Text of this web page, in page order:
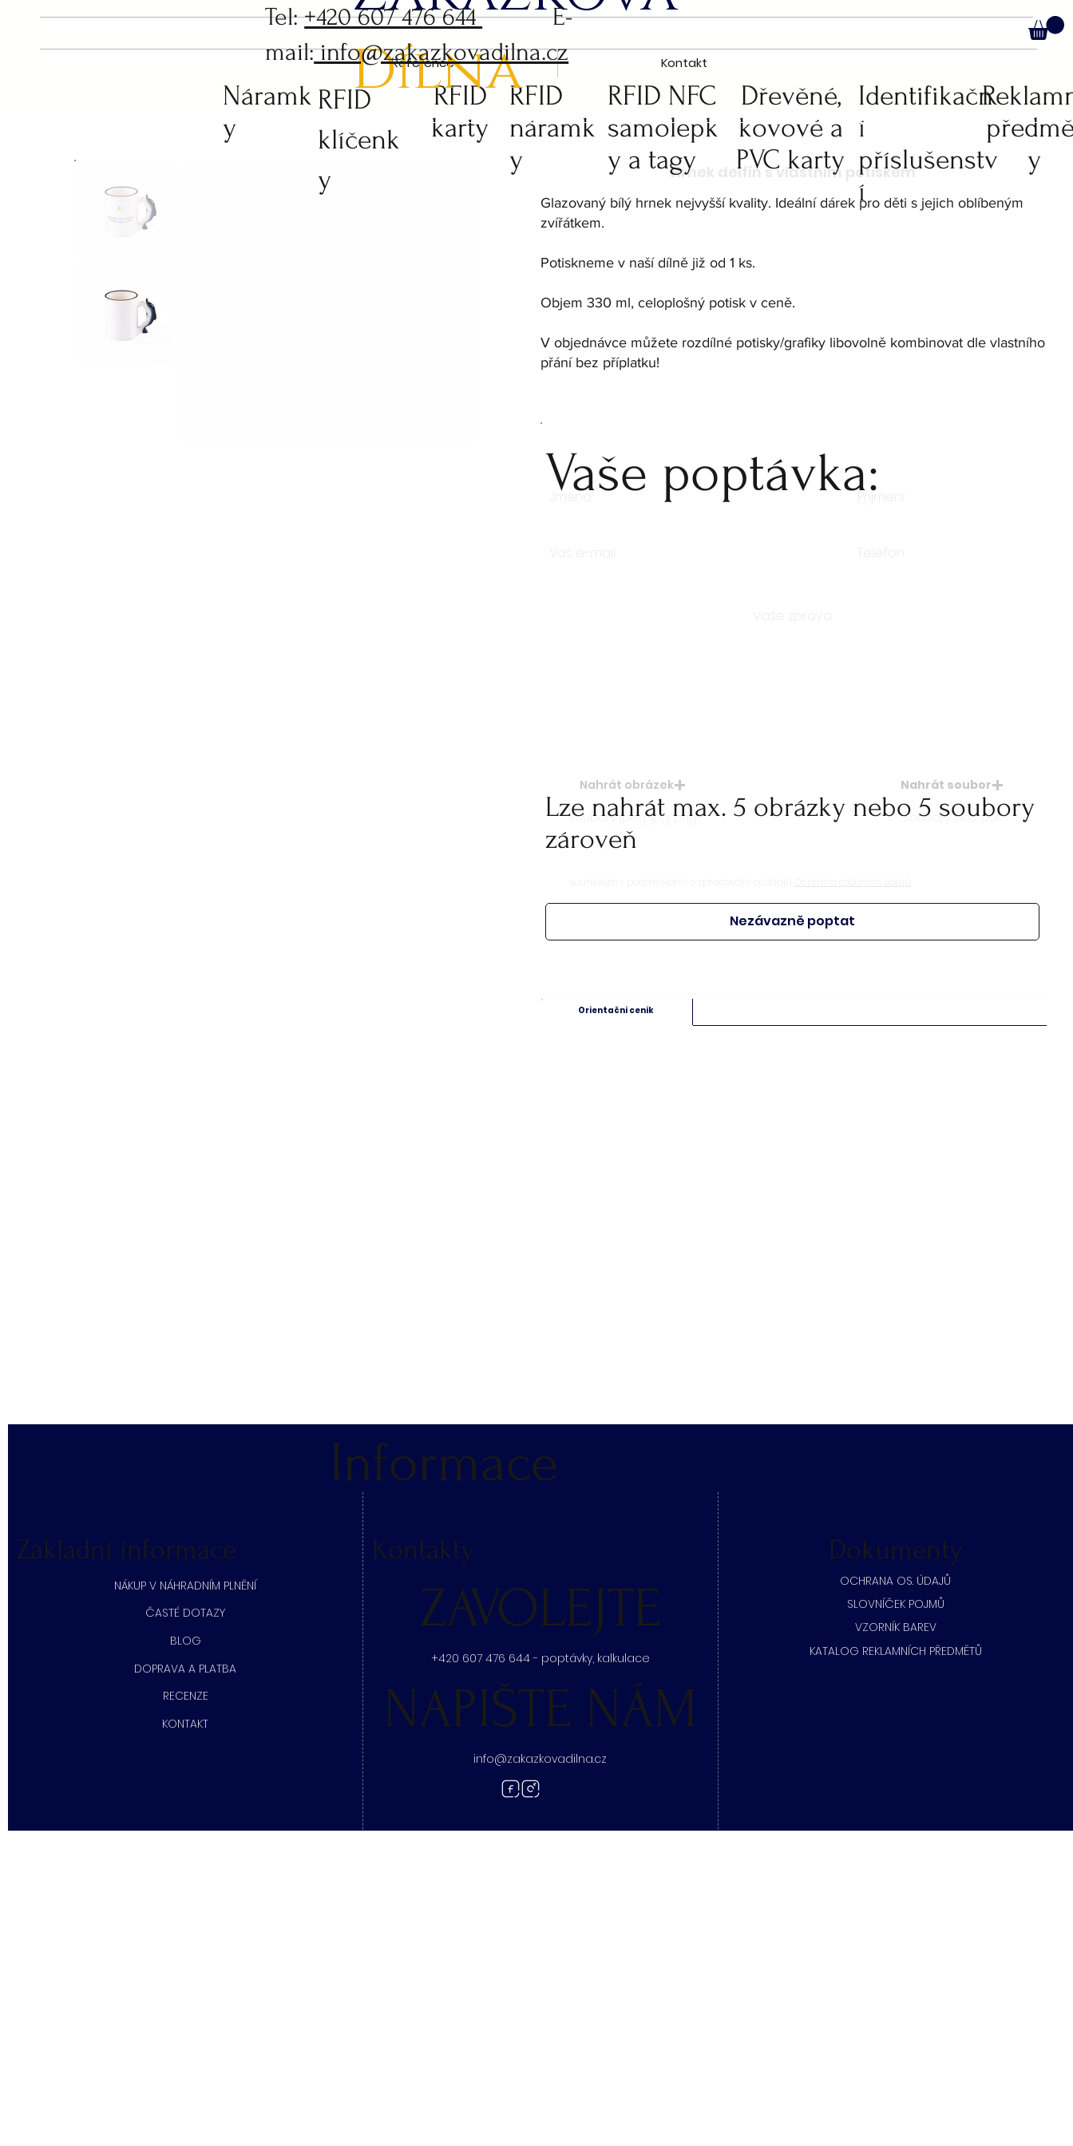
RFID
klíčenk
y
Náramk
y
RFID
karty
RFID
náramk
y
Dřevěné,
kovové a
PVC karty
Identifikačn
í
příslušenstv
í
y
RFID NFC
samolepk
y a tagy
Reference Kontakt
Dílna
Glazovaný bílý hrnek nejvyšší kvality. Ideální dárek pro děti s jejich oblíbeným
zvířátkem.
Potiskneme v naší dílně již od 1 ks.
Objem 330 ml, celoplošný potisk v ceně.
V objednávce můžete rozdílné potisky/grafiky libovolně kombinovat dle vlastního
přání bez příplatku!
Vaše poptávka:
Nahrát obrázek
soubory: jpeg, jpg, png
Nahrát soubor
soubory: doc. pdf.
Lze nahrát max. 5 obrázky nebo 5 soubory
zároveň
Nezávazně poptat
Orientační ceník
Kontakty
ZAVOLEJTE
+420 607 476 644 - poptávky, kalkulace
NAPIŠTE NÁM
info@zakazkovadilna.cz
Dokumenty
​OCHRANA OS. ÚDAJŮ
SLOVNÍČEK POJMŮ
​VZORNÍK BAREV
KATALOG REKLAMNÍCH PŘEDMĚTŮ
Informace
Základní informace
NÁKUP V NÁHRADNÍM PLNĚNÍ
ČASTÉ DOTAZY
BLOG
DOPRAVA A PLATBA
RECENZE
KONTAKT
Tel:+420 607 476 644E-
mail:info@zakazkovadilna.cz